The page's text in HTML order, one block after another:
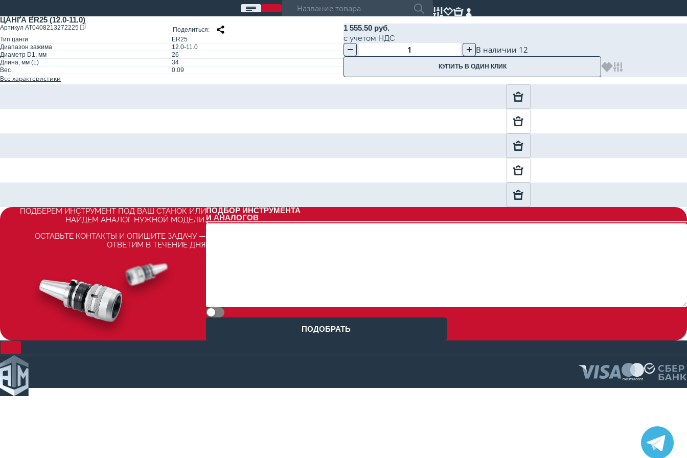
ЦАНГА ER25 (12.0-11.0)
Артикул AT0408213272225
Поделиться
Тип цанги
ER25
Диапазон зажима
12.0-11.0
Диаметр D1, мм
26
Длина, мм (L)
34
Вес
0.09
Все характеристики
1 555.50 руб.
с учетом НДС
В наличии 12
КУПИТЬ В ОДИН КЛИК
ПОДБЕРЕМ ИНСТРУМЕНТ ПОД ВАШ СТАНОК ИЛИ
НАЙДЕМ АНАЛОГ НУЖНОЙ МОДЕЛИ.
ОСТАВЬТЕ КОНТАКТЫ И ОПИШИТЕ ЗАДАЧУ —
ОТВЕТИМ В ТЕЧЕНИЕ ДНЯ
ПОДБОР ИНСТРУМЕНТА
И АНАЛОГОВ
ПОДОБРАТЬ